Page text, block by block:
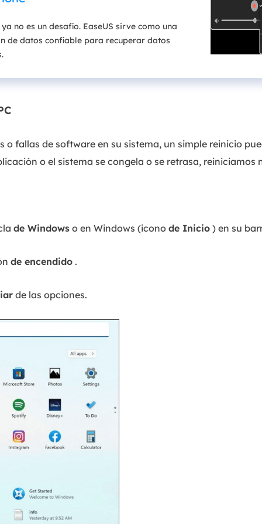
no es un desafío. EaseUS sirve como una
de datos confiable para recuperar datos
o fallas de software en su sistema, un simple reinicio
o el sistema se congela o se retrasa, reiniciamos
de Windows o en Windows (icono de Inicio ) en su
de encendido .
de las opciones.